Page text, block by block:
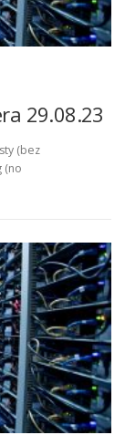
29.08.23
(bez
(no